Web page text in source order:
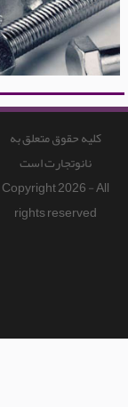
کلیه حقوق متعلق به
نانوتجارت است
Copyright 2026 - All
rights reserved